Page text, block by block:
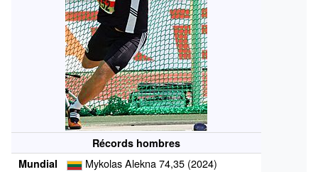
Récords hombres
Mundial
Mykolas Alekna 74,35 (2024)